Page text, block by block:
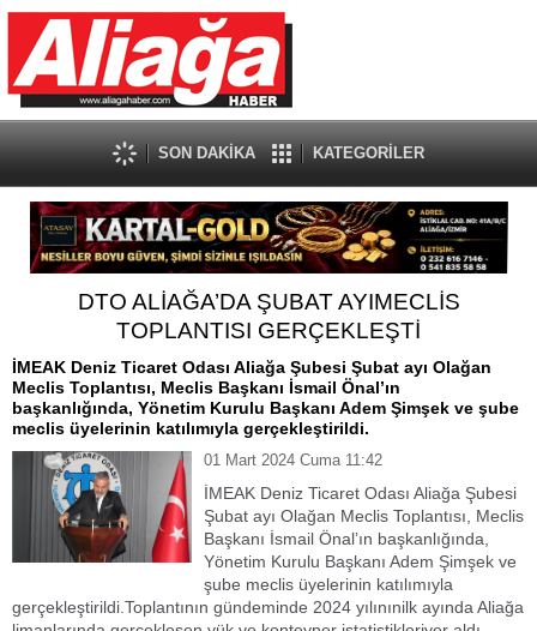
SON DAKİKA KATEGORİLER
DTO ALİAĞA’DA ŞUBAT AYIMECLİS
TOPLANTISI GERÇEKLEŞTİ
İMEAK Deniz Ticaret Odası Aliağa Şubesi Şubat ayı Olağan
Meclis Toplantısı, Meclis Başkanı İsmail Önal’ın
başkanlığında, Yönetim Kurulu Başkanı Adem Şimşek ve şube
meclis üyelerinin katılımıyla gerçekleştirildi.
01 Mart 2024 Cuma 11:42
İMEAK Deniz Ticaret Odası Aliağa Şubesi
Şubat ayı Olağan Meclis Toplantısı, Meclis
Başkanı İsmail Önal’ın başkanlığında,
Yönetim Kurulu Başkanı Adem Şimşek ve
şube meclis üyelerinin katılımıyla
gerçekleştirildi.Toplantının gündeminde 2024 yılınınilk ayında Aliağa